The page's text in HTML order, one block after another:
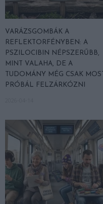
VARÁZSGOMBÁK A
REFLEKTORFÉNYBEN: A
PSZILOCIBIN NÉPSZERŰBB,
MINT VALAHA, DE A
TUDOMÁNY MÉG CSAK MOST
PRÓBÁL FELZÁRKÓZNI